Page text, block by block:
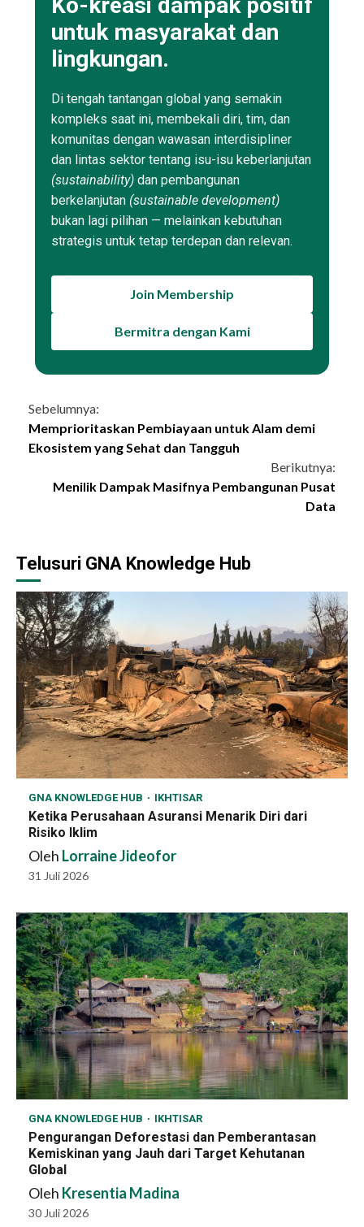
untuk masyarakat dan
lingkungan.
Di tengah tantangan global yang semakin
kompleks saat ini, membekali diri, tim, dan
komunitas dengan wawasan interdisipliner
dan lintas sektor tentang isu-isu keberlanjutan
(sustainability) dan pembangunan
berkelanjutan (sustainable development)
bukan lagi pilihan — melainkan kebutuhan
strategis untuk tetap terdepan dan relevan.
Join Membership
Bermitra dengan Kami
Continue
Reading
Sebelumnya:
Memprioritaskan Pembiayaan untuk Alam demi
Ekosistem yang Sehat dan Tangguh
Berikutnya:
Menilik Dampak Masifnya Pembangunan Pusat
Data
Telusuri GNA Knowledge Hub
GNA KNOWLEDGE HUB IKHTISAR
Ketika Perusahaan Asuransi Menarik Diri dari
Risiko Iklim
Oleh Lorraine Jideofor
31 Juli 2026
GNA KNOWLEDGE HUB IKHTISAR
Pengurangan Deforestasi dan Pemberantasan
Kemiskinan yang Jauh dari Target Kehutanan
Global
Oleh Kresentia Madina
30 Juli 2026